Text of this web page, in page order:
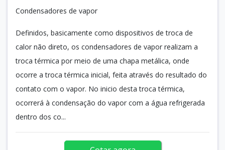
Condensadores de vapor
Definidos, basicamente como dispositivos de troca de
calor não direto, os condensadores de vapor realizam a
troca térmica por meio de uma chapa metálica, onde
ocorre a troca térmica inicial, feita através do resultado do
contato com o vapor. No inicio desta troca térmica,
ocorrerá à condensação do vapor com a água refrigerada
dentro dos co...